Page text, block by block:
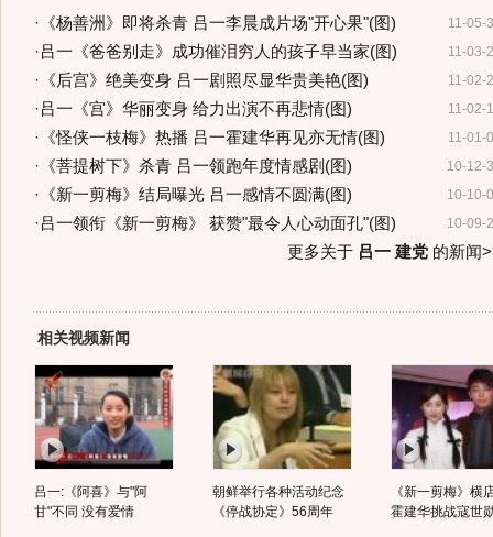
11-05-
· 《杨善洲》即将杀青 吕一李晨成片场"开心果"(图)
11-03-
·吕一《爸爸别走》成功催泪穷人的孩子早当家(图)
11-02-
· 《后宫》绝美变身 吕一剧照尽显华贵美艳(图)
11-02-
·吕一《宫》华丽变身 给力出演不再悲情(图)
11-01-
· 《怪侠一枝梅》热播 吕一霍建华再见亦无情(图)
10-12-
· 《菩提树下》杀青 吕一领跑年度情感剧(图)
10-10-
· 《新一剪梅》结局曝光 吕一感情不圆满(图)
10-09-
·吕一领衔《新一剪梅》 获赞"最令人心动面孔"(图)
更多关于 吕一 建党的新闻
相关视频新闻
吕一:《阿喜》与"阿
甘"不同 没有爱情
朝鲜举行各种活动纪念
《停战协定》56周年
《新一剪梅》横
霍建华挑战寇世